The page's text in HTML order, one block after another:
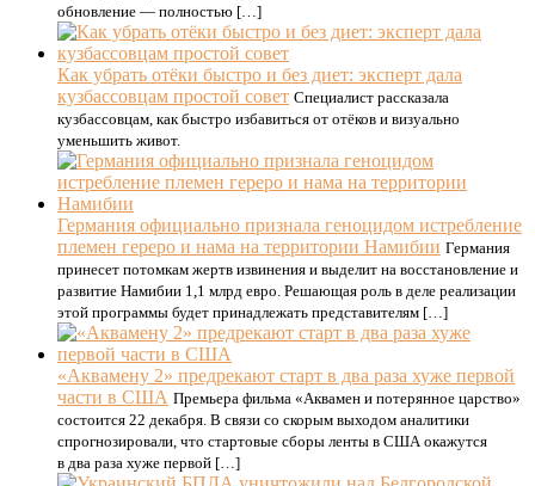
обновление — полностью […]
Как убрать отёки быстро и без диет: эксперт дала
кузбассовцам простой совет Специалист рассказала
кузбассовцам, как быстро избавиться от отёков и визуально
уменьшить живот.
Германия официально признала геноцидом истребление
племен гереро и нама на территории Намибии Германия
принесет потомкам жертв извинения и выделит на восстановление и
развитие Намибии 1,1 млрд евро. Решающая роль в деле реализации
этой программы будет принадлежать представителям […]
«Аквамену 2» предрекают старт в два раза хуже первой
части в США Премьера фильма «Аквамен и потерянное царство»
состоится 22 декабря. В связи со скорым выходом аналитики
спрогнозировали, что стартовые сборы ленты в США окажутся
в два раза хуже первой […]